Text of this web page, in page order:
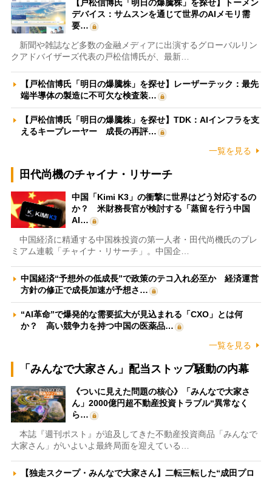
【戸松信博氏「明日の爆騰株」を探せ】トーメン
デバイス：サムスンを通じて世界のAIメモリ需
要…
新聞や雑誌など多数の金融メディアに出演するグローバルリン
クアドバイザーズ代表の戸松信博氏が、最新…
【戸松信博氏「明日の爆騰株」を探せ】レーザーテック：最先
端半導体の製造に不可欠な検査装…
【戸松信博氏「明日の爆騰株」を探せ】TDK：AIインフラを支
えるキープレーヤー 成長の再評…
一覧を見る
田代尚機のチャイナ・リサーチ
中国「Kimi K3」の衝撃に世界はどう対応するの
か？ 米財務長官が検討する「蒸留を行う中国
AI…
中国経済に精通する中国株投資の第一人者・田代尚機氏のプレ
ミアム連載「チャイナ・リサーチ」。中国企…
中国経済“予想外の低成長”で政策のテコ入れ必至か 経済運営
方針の修正で成長加速が予想さ…
“AI革命”で爆発的な需要拡大が見込まれる「CXO」とは何
か？ 高い競争力を持つ中国の医薬品…
一覧を見る
「みんなで大家さん」配当ストップ騒動の内幕
《ついに見えた問題の核心》「みんなで大家さ
ん」2000億円超不動産投資トラブル“異常なく
ら…
本誌『週刊ポスト』が追及してきた不動産投資商品「みんなで
大家さん」がいよいよ最終局面を迎えている…
【独走スクープ・みんなで大家さん】二転三転した“成田プロ